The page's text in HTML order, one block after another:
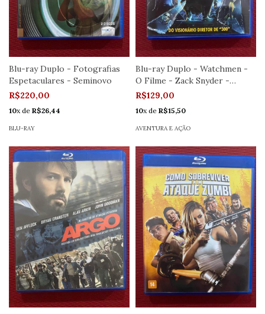
Blu-ray Duplo - Fotografias
Espetaculares - Seminovo
R$220,00
10x de R$26,44
BLU-RAY
Blu-ray Duplo - Watchmen -
O Filme - Zack Snyder -
Seminovo
R$129,00
10x de R$15,50
AVENTURA E AÇÃO